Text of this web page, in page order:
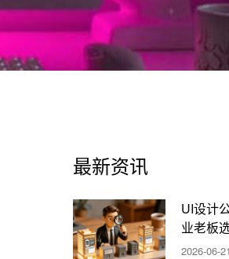
最新资讯
UI设计
业老板
标准
2026-06-21